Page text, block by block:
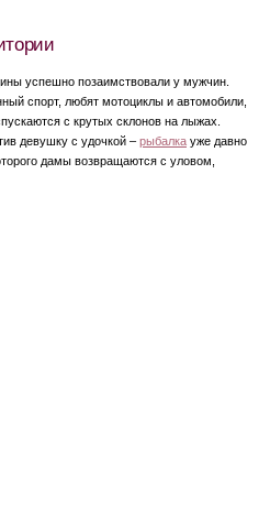
успешно позаимствовали у мужчин.
спорт, любят мотоциклы и автомобили,
с крутых склонов на лыжах.
девушку с удочкой – рыбалка уже давно
дамы возвращаются с уловом,